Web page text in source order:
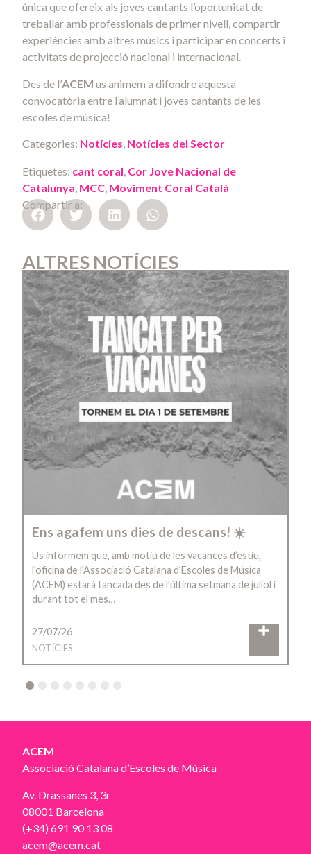
única que ofereix als joves cantants l’oportunitat de
treballar amb professionals de primer nivell, compartir
experiències amb altres músics i participar en concerts i
activitats de projecció nacional i internacional.
Des de l’ACEM us animem a difondre aquesta
convocatòria entre l’alumnat i joves cantants de les
escoles de música!
Categories: Notícies, Notícies del Sector
Etiquetes: cant coral, Cor Jove Nacional de
Catalunya, MCC, Moviment Coral Català
Compartir a:
ALTRES NOTÍCIES
Ens agafem uns dies de descans! ☀️
Us informem que, amb motiu de les vacances d’estiu,
l’oficina de l’Associació Catalana d’Escoles de Música
(ACEM) estarà tancada des de l’última setmana de juliol i
durant tot el mes…
27/07/26
NOTÍCIES
4 5 6 7 8
ACEM
Associació Catalana d’Escoles de Música
Av. Drassanes 3, 3r
08001 Barcelona
(+34) 691 90 13 08
acem@acem.cat